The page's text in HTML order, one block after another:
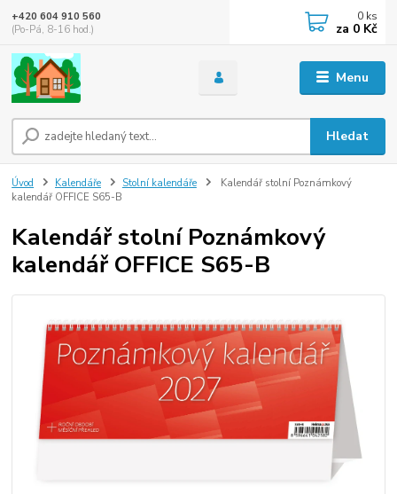
Menu
Hledat
+420 604 910 560
(Po-Pá, 8-16 hod.)
0 ks
za 0 Kč
Úvod Kalendáře Stolní kalendáře
Kalendář stolní Poznámkový
kalendář OFFICE S65-B
Kalendář stolní Poznámkový
kalendář OFFICE S65-B